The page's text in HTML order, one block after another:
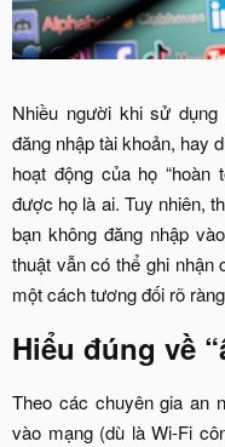
Nhiều người khi sử
đăng nhập tài khoản, hay
hoạt động của họ
được họ là ai. Tuy nhiên,
bạn không đăng nhập
thuật vẫn có thể ghi nhận
một cách tương đối rõ
Hiểu đúng về
Theo các chuyên gia an
vào mạng (dù là Wi-Fi